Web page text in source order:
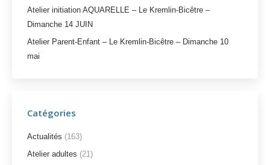
Atelier initiation AQUARELLE – Le Kremlin-Bicêtre –
Dimanche 14 JUIN
Atelier Parent-Enfant – Le Kremlin-Bicêtre – Dimanche 10
mai
Catégories
Actualités (163)
Atelier adultes (21)